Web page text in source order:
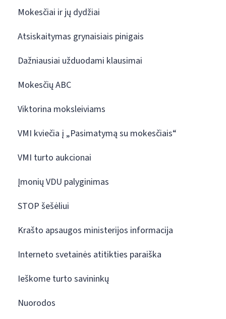
Mokesčiai ir jų dydžiai
Atsiskaitymas grynaisiais pinigais
Dažniausiai užduodami klausimai
Mokesčių ABC
Viktorina moksleiviams
VMI kviečia į „Pasimatymą su mokesčiais“
VMI turto aukcionai
Įmonių VDU palyginimas
STOP šešėliui
Krašto apsaugos ministerijos informacija
Interneto svetainės atitikties paraiška
Ieškome turto savininkų
Nuorodos